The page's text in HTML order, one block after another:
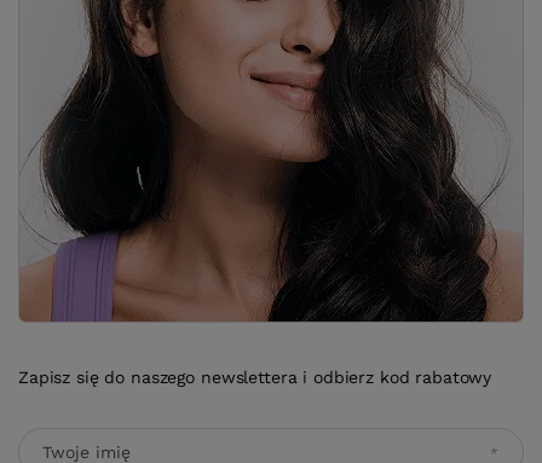
Zapisz się do naszego newslettera i odbierz kod rabatowy
Twoje imię